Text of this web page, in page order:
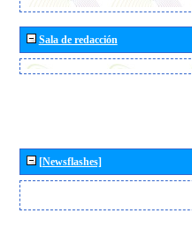
Sala de redacción
[Newsflashes]